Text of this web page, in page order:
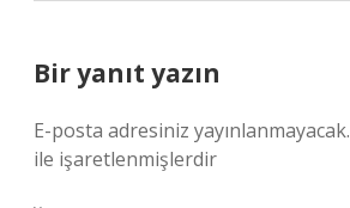
Bir yanıt yazın
E-posta adresiniz yayınlanmayacak.
ile işaretlenmişlerdir